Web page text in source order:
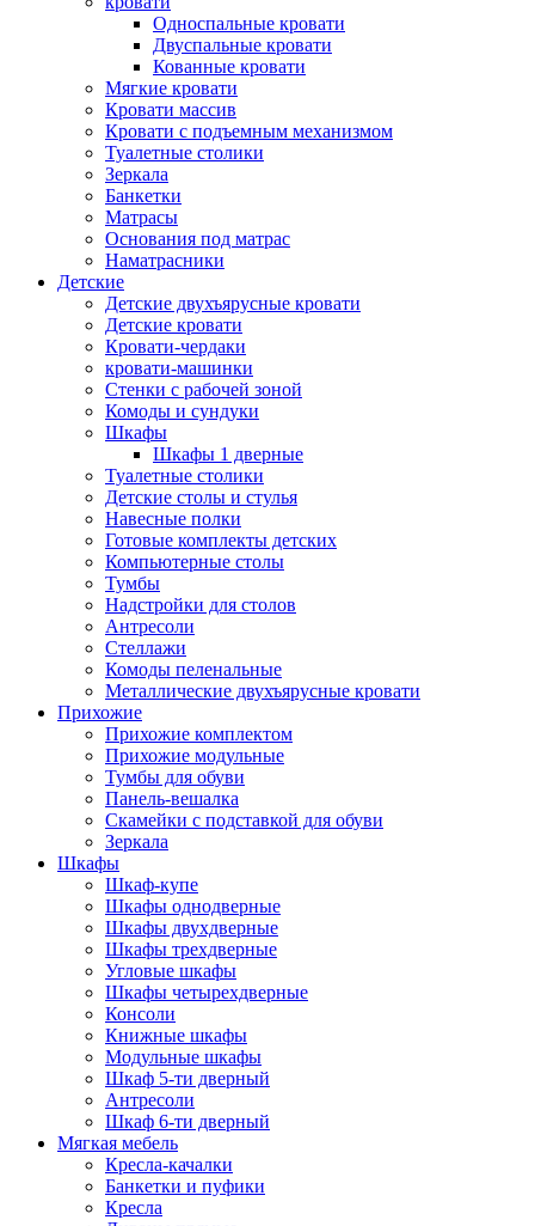
Односпальные кровати
Двуспальные кровати
Кованные кровати
Мягкие кровати
Кровати массив
Кровати с подъемным механизмом
Туалетные столики
Зеркала
Банкетки
Матрасы
Основания под матрас
Наматрасники
Детские
Детские двухъярусные кровати
Детские кровати
Кровати-чердаки
кровати-машинки
Стенки с рабочей зоной
Комоды и сундуки
Шкафы
Шкафы 1 дверные
Туалетные столики
Детские столы и стулья
Навесные полки
Готовые комплекты детских
Компьютерные столы
Тумбы
Надстройки для столов
Антресоли
Стеллажи
Комоды пеленальные
Металлические двухъярусные кровати
Прихожие
Прихожие комплектом
Прихожие модульные
Тумбы для обуви
Панель-вешалка
Скамейки с подставкой для обуви
Зеркала
Шкафы
Шкаф-купе
Шкафы однодверные
Шкафы двухдверные
Шкафы трехдверные
Угловые шкафы
Шкафы четырехдверные
Консоли
Книжные шкафы
Модульные шкафы
Шкаф 5-ти дверный
Антресоли
Шкаф 6-ти дверный
Мягкая мебель
Кресла-качалки
Банкетки и пуфики
Кресла